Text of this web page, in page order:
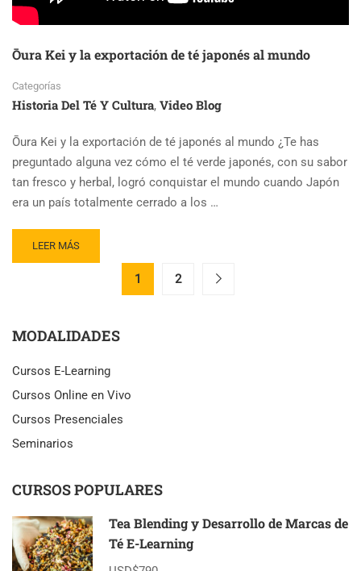
Ōura Kei y la exportación de té japonés al mundo
Categorías
Historia Del Té Y Cultura, Video Blog
Ōura Kei y la exportación de té japonés al mundo ¿Te has
preguntado alguna vez cómo el té verde japonés, con su sabor
tan fresco y herbal, logró conquistar el mundo cuando Japón
era un país totalmente cerrado a los …
READ
MORE
LA
DE
AL
MUNDO
LEER MÁS
1 2
MODALIDADES
Cursos E-Learning
Cursos Online en Vivo
Cursos Presenciales
Seminarios
CURSOS POPULARES
Tea Blending y Desarrollo de Marcas de
Té E-Learning